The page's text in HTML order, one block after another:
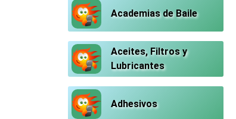
Academias de Baile
Aceites, Filtros y
Lubricantes
Adhesivos